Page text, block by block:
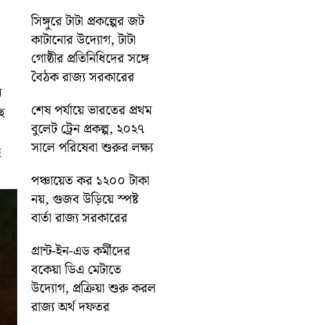
সিঙ্গুরে টাটা প্রকল্পের জট
কাটানোর উদ্যোগ, টাটা
গোষ্ঠীর প্রতিনিধিদের সঙ্গে
বৈঠক রাজ্য সরকারের
শেষ পর্যায়ে ভারতের প্রথম
বুলেট ট্রেন প্রকল্প, ২০২৭
সালে পরিষেবা শুরুর লক্ষ্য
পঞ্চায়েত কর ১২০০ টাকা
নয়, গুজব উড়িয়ে স্পষ্ট
বার্তা রাজ্য সরকারের
গ্রান্ট-ইন-এড কর্মীদের
বকেয়া ডিএ মেটাতে
উদ্যোগ, প্রক্রিয়া শুরু করল
রাজ্য অর্থ দফতর